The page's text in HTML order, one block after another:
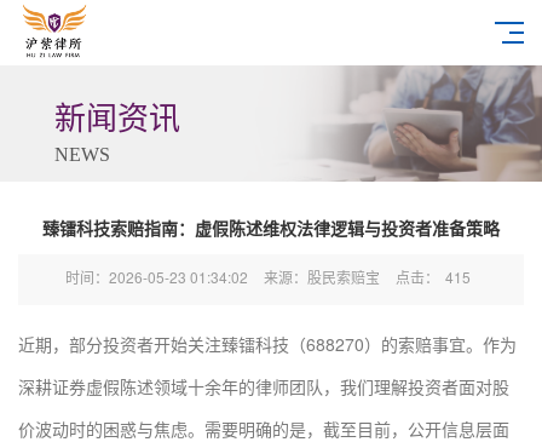
新闻资讯
NEWS
臻镭科技索赔指南：虚假陈述维权法律逻辑与投资者准备策略
时间：2026-05-23 01:34:02 来源：股民索赔宝 点击： 415
近期，部分投资者开始关注臻镭科技（688270）的索赔事宜。作为
深耕证券虚假陈述领域十余年的律师团队，我们理解投资者面对股
价波动时的困惑与焦虑。需要明确的是，截至目前，公开信息层面